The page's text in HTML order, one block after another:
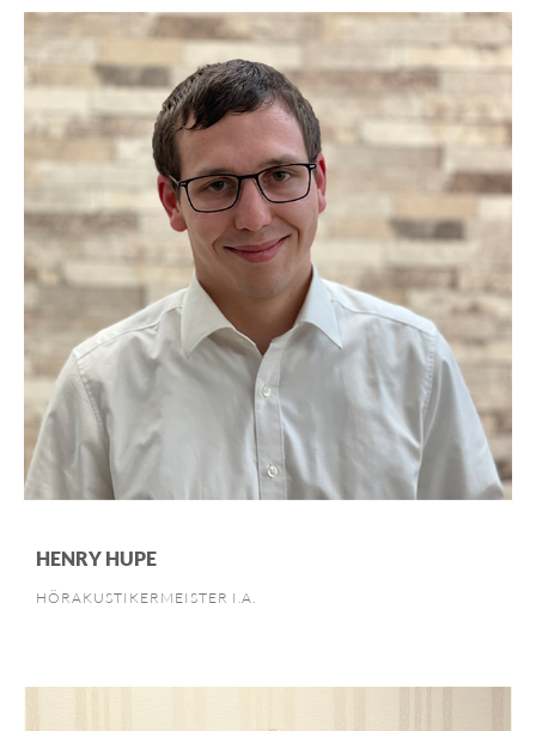
HENRY HUPE
HÖRAKUSTIKERMEISTER I.A.